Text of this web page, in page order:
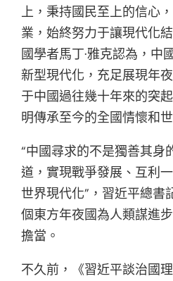
上，秉持國民至上的信心
業，始終努力于讓現代化
國學者馬丁·雅克認為，中
新型現代化，充足展現年
于中國過往幾十年來的突
明傳承至今的全國情懷和
“中國尋求的不是獨善其身
道，實現戰爭發展、互利
世界現代化”，習近平總書
個東方年夜國為人類謀進
擔當。
不久前，《習近平談治國